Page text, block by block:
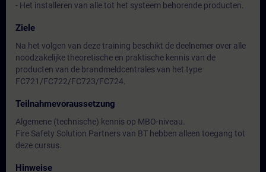
- Het installeren van alle tot het systeem behorende producten.
Ziele
Na het volgen van deze training beschikt de deelnemer over alle
noodzakelijke theoretische en praktische kennis van de
producten van de brandmeldcentrales van het type
FC721/FC722/FC723/FC724.
Teilnahmevoraussetzung
Algemene (technische) kennis op MBO-niveau.
Fire Safety Solution Partners van BT hebben alleen toegang tot
deze cursus.
Hinweise